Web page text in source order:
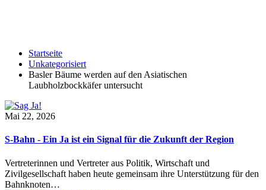
Startseite
Unkategorisiert
Basler Bäume werden auf den Asiatischen
Laubholzbockkäfer untersucht
Mai 22, 2026
S-Bahn - Ein Ja ist ein Signal für die Zukunft der Region
Vertreterinnen und Vertreter aus Politik, Wirtschaft und
Zivilgesellschaft haben heute gemeinsam ihre Unterstützung für den
Bahnknoten…